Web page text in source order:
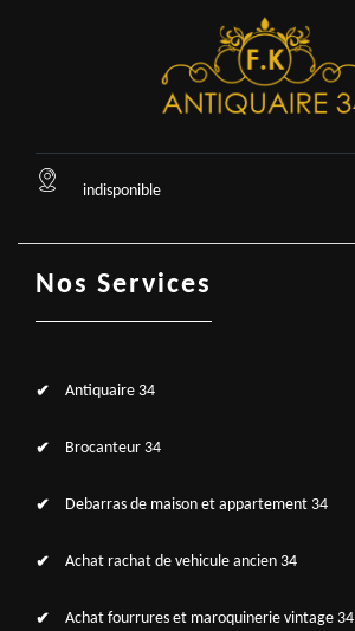
indisponible
Nos Services
Antiquaire 34
Brocanteur 34
Debarras de maison et appartement 34
Achat rachat de vehicule ancien 34
Achat fourrures et maroquinerie vintage 34